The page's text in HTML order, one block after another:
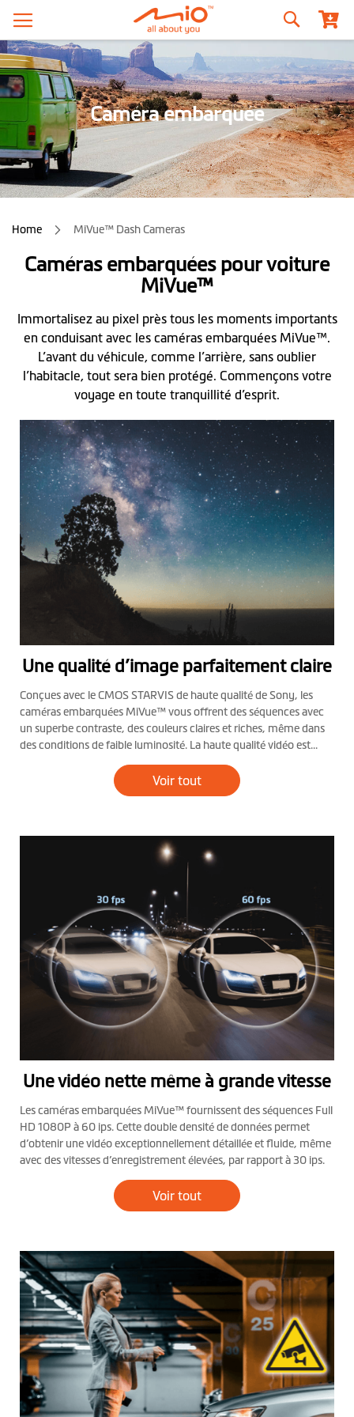
Caméra embarquée
Home MiVue™ Dash Cameras
Caméras embarquées pour voiture
MiVue™
Immortalisez au pixel près tous les moments importants
en conduisant avec les caméras embarquées MiVue™.
L’avant du véhicule, comme l’arrière, sans oublier
l’habitacle, tout sera bien protégé. Commençons votre
voyage en toute tranquillité d’esprit.
Une qualité d’image parfaitement claire
Conçues avec le CMOS STARVIS de haute qualité de Sony, les
caméras embarquées MiVue™ vous offrent des séquences avec
un superbe contraste, des couleurs claires et riches, même dans
des conditions de faible luminosité. La haute qualité vidéo est
l’enregistrement de vos souvenirs, ou à partager avec votre
compagnie d’assurance en cas de sinistre.
Voir tout
Une vidéo nette même à grande vitesse
Les caméras embarquées MiVue™ fournissent des séquences Full
HD 1080P à 60 ips. Cette double densité de données permet
d’obtenir une vidéo exceptionnellement détaillée et fluide, même
avec des vitesses d’enregistrement élevées, par rapport à 30 ips.
Voir tout